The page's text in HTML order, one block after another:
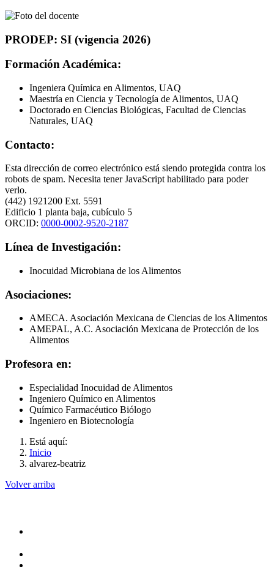
PRODEP: SI (vigencia 2026)
Formación Académica:
Ingeniera Química en Alimentos, UAQ
Maestría en Ciencia y Tecnología de Alimentos, UAQ
Doctorado en Ciencias Biológicas, Facultad de Ciencias
Naturales, UAQ
Contacto:
Esta dirección de correo electrónico está siendo protegida contra los
robots de spam. Necesita tener JavaScript habilitado para poder
verlo.
(442) 1921200 Ext. 5591
Edificio 1 planta baja, cubículo 5
ORCID: 0000-0002-9520-2187
Línea de Investigación:
Inocuidad Microbiana de los Alimentos
Asociaciones:
AMECA. Asociación Mexicana de Ciencias de los Alimentos
AMEPAL, A.C. Asociación Mexicana de Protección de los
Alimentos
Profesora en:
Especialidad Inocuidad de Alimentos
Ingeniero Químico en Alimentos
Químico Farmacéutico Biólogo
Ingeniero en Biotecnología
Está aquí:
Inicio
alvarez-beatriz
Volver arriba